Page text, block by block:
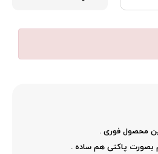
محصول فوری .
بصورت پاکتی هم ساده .